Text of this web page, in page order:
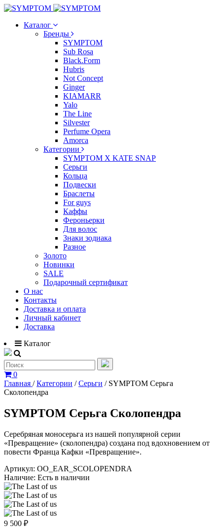
Каталог
Бренды
SYMPTOM
Sub Rosa
Black.Form
Hubris
Not Concept
Ginger
KIAMARR
Yalo
The Line
Silvester
Perfume Opera
Amorca
Категории
SYMPTOM X KATE SNAP
Серьги
Кольца
Подвески
Браслеты
For guys
Каффы
Фероньерки
Для волос
Знаки зодиака
Разное
Золото
Новинки
SALE
Подарочный сертификат
О нас
Контакты
Доставка и оплата
Личный кабинет
Доставка
Каталог
0
Главная /Категории /Серьги / SYMPTOM Серьга
Сколопендра
SYMPTOM Серьга Сколопендра
Серебряная моносерьга из нашей популярной серии
«Превращение» (сколопендра) создана под вдохновением от
повести Франца Кафки «Превращение».
Артикул: OO_EAR_SCOLOPENDRA
Наличие: Есть в наличии
9 500 ₽